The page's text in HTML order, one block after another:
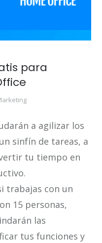
para
a agilizar los
sinfín de tareas, a
tu tiempo en
trabajas con un
15 personas,
las
tus funciones y